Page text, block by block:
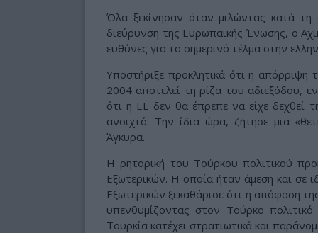
Όλα ξεκίνησαν όταν μιλώντας κατά τη
διεύρυνση της Ευρωπαϊκής Ένωσης, ο
ευθύνες για το σημερινό τέλμα στην
Υποστήριξε προκλητικά ότι η
2004 αποτελεί τη ρίζα του αδιεξόδου,
ότι η ΕΕ δεν θα έπρεπε να είχε δεχθεί
ανοιχτό. Την ίδια ώρα, ζήτησε μια
Άγκυρα.
Η ρητορική του Τούρκου πολιτικού
Εξωτερικών. Η οποία ήταν άμεση και σε
Εξωτερικών ξεκαθάρισε ότι η απόφαση
υπενθυμίζοντας στον Τούρκο
Τουρκία κατέχει στρατιωτικά και